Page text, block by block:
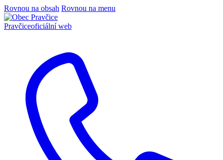
Rovnou na obsah Rovnou na menu
Pravčiceoficiální web